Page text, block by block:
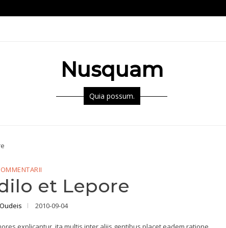
Nusquam
Quia possum.
et Lepore
2010-09-04